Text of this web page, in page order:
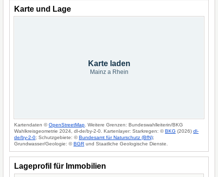
Karte und Lage
Karte laden
Mainz a Rhein
Kartendaten ©OpenStreetMap . Weitere Grenzen: Bundeswahlleiterin/BKG
Wahlkreisgeometrie 2024, dl-de/by-2-0. Kartenlayer: Starkregen: ©BKG (2026) dl-
de/by-2-0; Schutzgebiete: ©Bundesamt für Naturschutz (BfN);
Grundwasser/Geologie: ©BGR und Staatliche Geologische Dienste.
Lageprofil für Immobilien